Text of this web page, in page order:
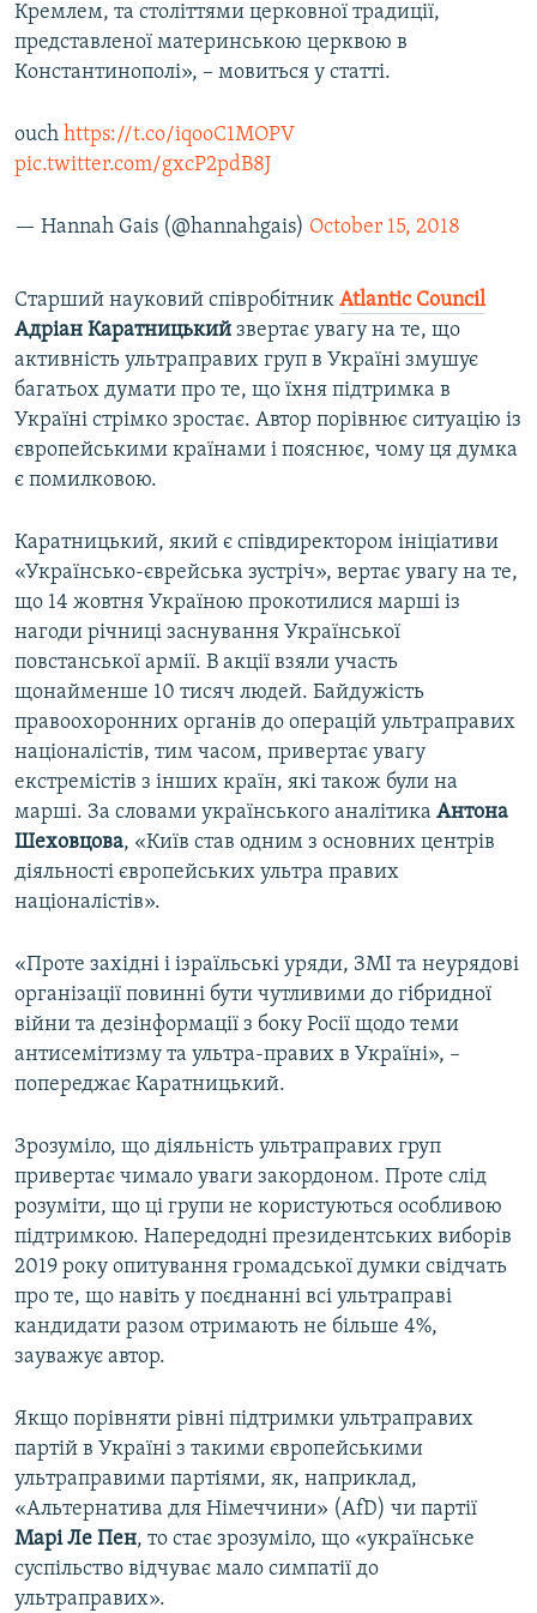
Кремлем, та століттями церковної традиції,
представленої материнською церквою в
Константинополі», – мовиться у статті.
ouch https://t.co/iqooC1MOPV
pic.twitter.com/gxcP2pdB8J
— Hannah Gais (@hannahgais) October 15, 2018
Старший науковий співробітник Atlantic Council
Адріан Каратницький звертає увагу на те, що
активність ультраправих груп в Україні змушує
багатьох думати про те, що їхня підтримка в
Україні стрімко зростає. Автор порівнює ситуацію із
європейськими країнами і пояснює, чому ця думка
є помилковою.
Каратницький, який є співдиректором ініціативи
«Українсько-єврейська зустріч», вертає увагу на те,
що 14 жовтня Україною прокотилися марші із
нагоди річниці заснування Української
повстанської армії. В акції взяли участь
щонайменше 10 тисяч людей. Байдужість
правоохоронних органів до операцій ультраправих
націоналістів, тим часом, привертає увагу
екстремістів з інших країн, які також були на
марші. За словами українського аналітика Антона
Шеховцова, «Київ став одним з основних центрів
діяльності європейських ультра правих
націоналістів».
«Проте західні і ізраїльські уряди, ЗМІ та неурядові
організації повинні бути чутливими до гібридної
війни та дезінформації з боку Росії щодо теми
антисемітизму та ультра-правих в Україні», –
попереджає Каратницький.
Зрозуміло, що діяльність ультраправих груп
привертає чимало уваги закордоном. Проте слід
розуміти, що ці групи не користуються особливою
підтримкою. Напередодні президентських виборів
2019 року опитування громадської думки свідчать
про те, що навіть у поєднанні всі ультраправі
кандидати разом отримають не більше 4%,
зауважує автор.
Якщо порівняти рівні підтримки ультраправих
партій в Україні з такими європейськими
ультраправими партіями, як, наприклад,
«Альтернатива для Німеччини» (AfD) чи партії
Марі Ле Пен, то стає зрозуміло, що «українське
суспільство відчуває мало симпатії до
ультраправих».